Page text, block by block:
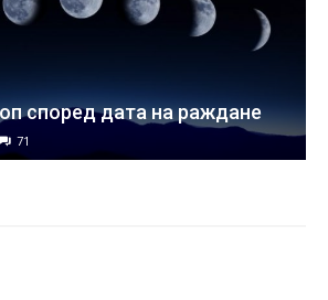
според дата на раждане
71